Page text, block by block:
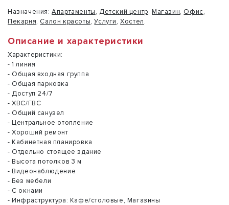
Назначения: Апартаменты, Детский центр, Магазин, Офис,
Пекарня, Салон красоты,Услуги,Хостел.
Описание и характеристики
Характеристики:
- 1 линия
- Общая входная группа
- Общая парковка
- Доступ 24/7
- ХВС/ГВС
- Общий санузел
- Центральное отопление
- Хороший ремонт
- Кабинетная планировка
- Отдельно стоящее здание
- Высота потолков 3 м
- Видеонаблюдение
- Без мебели
- С окнами
- Инфраструктура: Кафе/столовые, Магазины